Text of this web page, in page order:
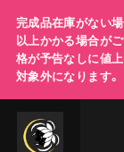
完成品在庫がない
以上かかる場合が
格が予告なしに値
対象外になります。